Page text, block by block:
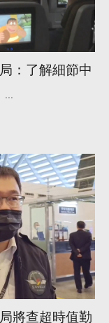
：了解細節中
...
將查超時值勤